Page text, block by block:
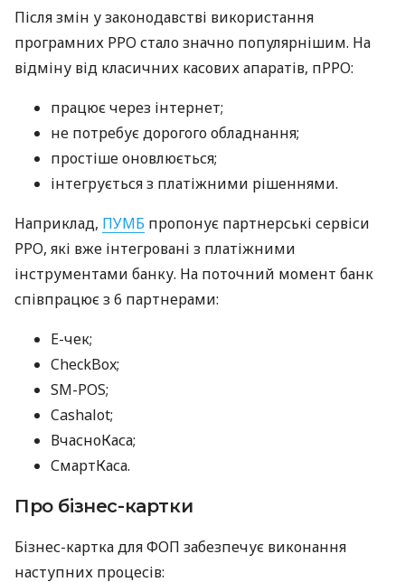
Після змін у законодавстві використання
програмних РРО стало значно популярнішим. На
відміну від класичних касових апаратів, пРРО:
працює через інтернет;
не потребує дорогого обладнання;
простіше оновлюється;
інтегрується з платіжними рішеннями.
Наприклад, ПУМБ пропонує партнерські сервіси
РРО, які вже інтегровані з платіжними
інструментами банку. На поточний момент банк
співпрацює з 6 партнерами:
E-чек;
CheckBox;
SM-POS;
Cashalot;
ВчасноКаса;
СмартКаса.
Про бізнес-картки
Бізнес-картка для ФОП забезпечує виконання
наступних процесів: